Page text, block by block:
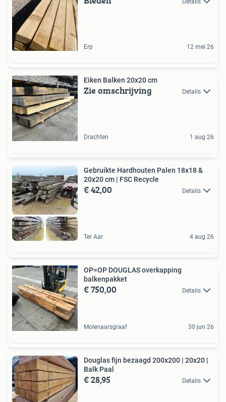
Erp 12 mei 26
Eiken Balken 20x20 cm
Zie omschrijving Details
Drachten 1 aug 26
Gebruikte Hardhouten Palen 18x18 &
20x20 cm | FSC Recycle
€ 42,00 Details
Ter Aar 4 aug 26
OP=OP DOUGLAS overkapping
balkenpakket
€ 750,00 Details
Molenaarsgraaf 30 jun 26
Douglas fijn bezaagd 200x200 | 20x20 |
Balk Paal
€ 28,95 Details